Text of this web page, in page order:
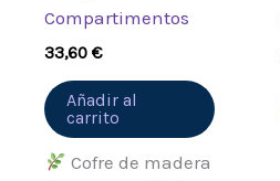
Compartimentos
33,60€
Añadir al
carrito
Cofre de madera